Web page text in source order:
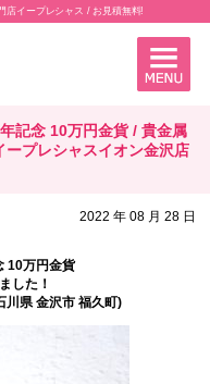
店イープレシャス / お見積無料!
記念 10万円金貨 / 貴金属
プレシャスイオン金沢店
2022 年 08 月 28 日
10万円金貨
した！
川県 金沢市 福久町)